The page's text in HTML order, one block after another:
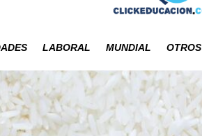
LABORAL MUNDIAL OTROS